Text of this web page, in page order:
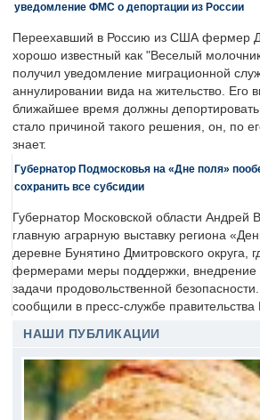
уведомление ФМС о депортации из России
Переехавший в Россию из США фермер
хорошо известный как "Веселый
получил уведомление миграционной
аннулировании вида на жительство. Его
ближайшее время должны депортировать
стало причиной такого решения, он, по
знает.
Губернатор Подмосковья на «Дне поля»
сохранить все субсидии
Губернатор Московской области Андрей
главную аграрную выставку региона
деревне Бунятино Дмитровского округа,
фермерами меры поддержки, внедрение
задачи продовольственной
сообщили в пресс-службе правительства
НАШИ ПУБЛИКАЦИИ